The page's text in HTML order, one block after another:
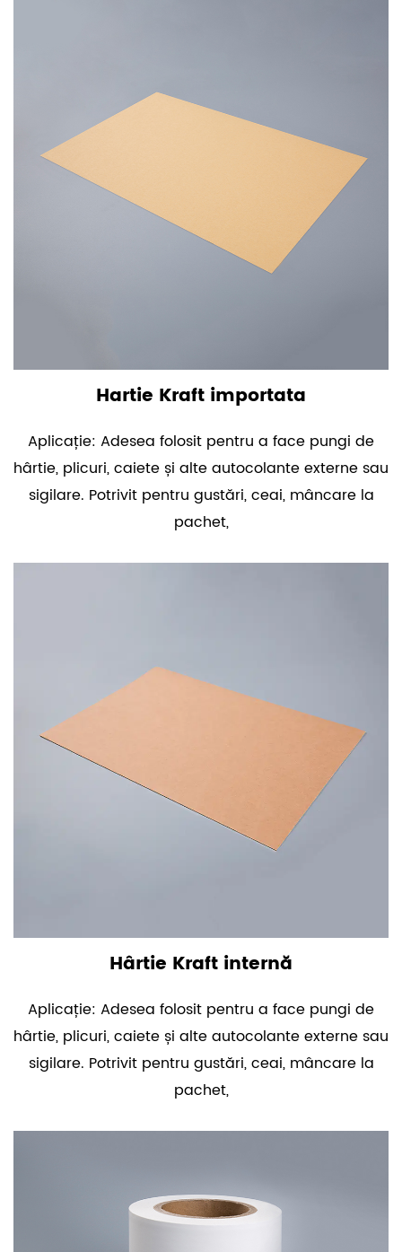
Hartie Kraft importata
Aplicație: Adesea folosit pentru a face pungi de
hârtie, plicuri, caiete și alte autocolante externe sau
sigilare. Potrivit pentru gustări, ceai, mâncare la
pachet,
Hârtie Kraft internă
Aplicație: Adesea folosit pentru a face pungi de
hârtie, plicuri, caiete și alte autocolante externe sau
sigilare. Potrivit pentru gustări, ceai, mâncare la
pachet,